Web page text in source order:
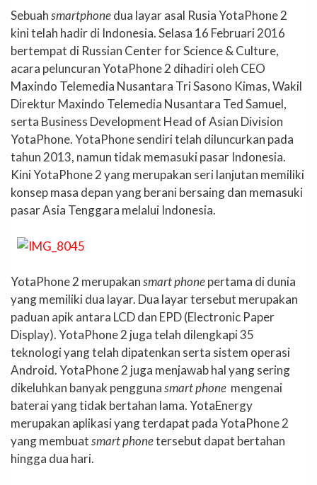
Sebuahsmartphonedua layar asal Rusia YotaPhone 2
kini telah hadir di Indonesia. Selasa 16 Februari 2016
bertempat di Russian Center for Science & Culture,
acara peluncuran YotaPhone 2 dihadiri oleh CEO
Maxindo Telemedia Nusantara Tri Sasono Kimas, Wakil
Direktur Maxindo Telemedia Nusantara Ted Samuel,
serta Business Development Head of Asian Division
YotaPhone. YotaPhone sendiri telah diluncurkan pada
tahun 2013, namun tidak memasuki pasar Indonesia.
Kini YotaPhone 2 yang merupakan seri lanjutan memiliki
konsep masa depan yang berani bersaing dan memasuki
pasar Asia Tenggara melalui Indonesia.
YotaPhone 2 merupakansmart phonepertama di dunia
yang memiliki dua layar. Dua layar tersebut merupakan
paduan apik antara LCD dan EPD (Electronic Paper
Display). YotaPhone 2 juga telah dilengkapi 35
teknologi yang telah dipatenkan serta sistem operasi
Android. YotaPhone 2 juga menjawab hal yang sering
dikeluhkan banyak penggunasmart phone mengenai
baterai yang tidak bertahan lama. YotaEnergy
merupakan aplikasi yang terdapat pada YotaPhone 2
yang membuatsmart phonetersebut dapat bertahan
hingga dua hari.